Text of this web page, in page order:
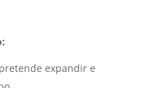
expandir e